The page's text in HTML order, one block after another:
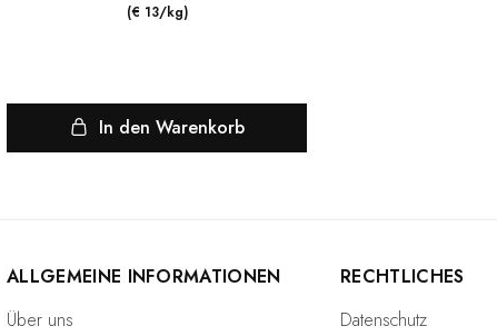
(€ 13/kg)
In den Warenkorb
ALLGEMEINE INFORMATIONEN
Über uns
RECHTLICHES
Datenschutz